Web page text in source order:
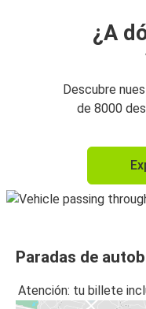
Lisboa
Lisboa
Oporto
Madrid
Oporto
Oporto
Oporto
¿A
Descubre
de 8000
Paradas de
Atención: tu billete